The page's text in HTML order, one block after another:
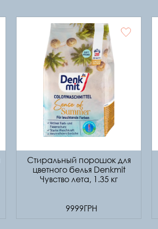
Стиральный порошок для
цветного белья Denkmit
Чувство лета, 1.35 кг
9999ГРН